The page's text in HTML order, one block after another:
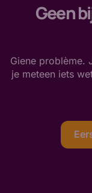
Geen
Giene problème.
je meteen iets